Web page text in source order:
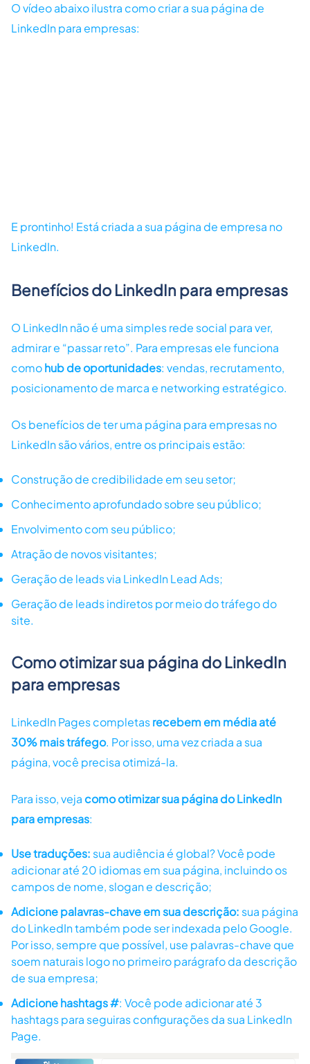
O vídeo abaixo ilustra como criar a sua página de
LinkedIn para empresas:
E prontinho! Está criada a sua página de empresa no
LinkedIn.
Benefícios do LinkedIn para empresas
O LinkedIn não é uma simples rede social para ver,
admirar e “passar reto”. Para empresas ele funciona
comohub de oportunidades: vendas, recrutamento,
posicionamento de marca e networking estratégico.
Os benefícios de ter uma página para empresas no
LinkedIn são vários, entre os principais estão:
Construção de credibilidade em seu setor;
Conhecimento aprofundado sobre seu público;
Envolvimento com seu público;
Atração de novos visitantes;
Geração de leads via LinkedIn Lead Ads;
Geração de leads indiretos por meio do tráfego do
site.
Como otimizar sua página do LinkedIn
para empresas
LinkedIn Pages completasrecebem em média até
30% mais tráfego. Por isso, uma vez criada a sua
página, você precisa otimizá-la.
Para isso, veja como otimizar sua página do LinkedIn
para empresas:
Use traduções: sua audiência é global? Você pode
adicionar até 20 idiomas em sua página, incluindo os
campos de nome, slogan e descrição;
Adicione palavras-chave em sua descrição: sua página
do LinkedIn também pode ser indexada pelo Google.
Por isso, sempre que possível, use palavras-chave que
soem naturais logo no primeiro parágrafo da descrição
de sua empresa;
Adicione hashtags #: Você pode adicionar até 3
hashtags para seguiras configurações da sua LinkedIn
Page.